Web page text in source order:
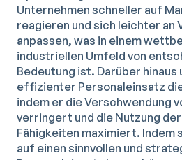
Unternehmen schneller auf
reagieren und sich leichter an
anpassen, was in einem
industriellen Umfeld von
Bedeutung ist. Darüber
effizienter Personaleinsatz
indem er die Verschwendung
verringert und die Nutzung
Fähigkeiten maximiert. Indem
auf einen sinnvollen und